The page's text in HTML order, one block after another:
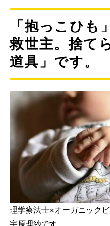
「抱っこひも
救世主。捨て
道具」です。
理学療法士×オーガニック
宇原理紗です。